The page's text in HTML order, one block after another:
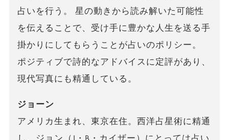
占いを行う。 星の動きから読み解いた可能性
を伝えることで、受け手に豊かな人生を送る手
掛かりにしてもらうことが占いのポリシー。
ポジティブで詩的なアドバイスに定評があり、
現代写真にも精通している。
ジョーン
アメリカ生まれ、東京在住。西洋占星術に精通